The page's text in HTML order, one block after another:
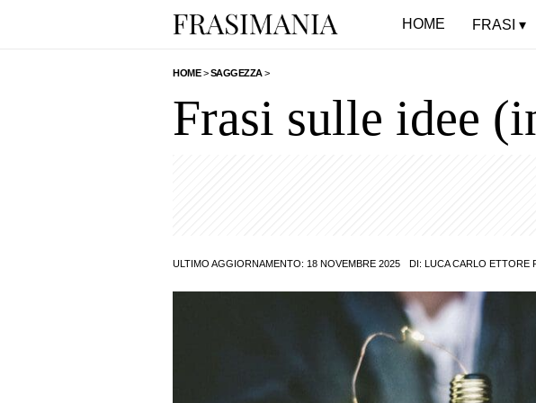
HOME FRASI
HOME>SAGGEZZA>
Frasi sulle idee
ULTIMO AGGIORNAMENTO: 18 NOVEMBRE 2025 DI: LUCA CARLO ETTORE